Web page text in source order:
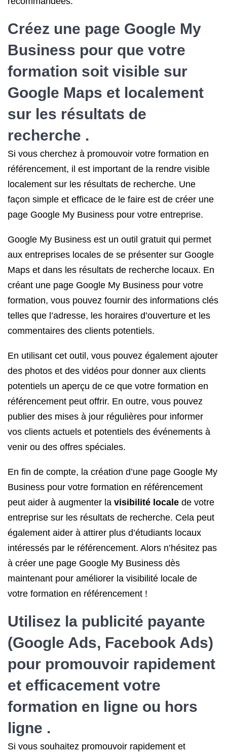
Créez une page Google My
Business pour que votre
formation soit visible sur
Google Maps et localement
sur les résultats de
recherche .
Si vous cherchez à promouvoir votre formation en
référencement, il est important de la rendre visible
localement sur les résultats de recherche. Une
façon simple et efficace de le faire est de créer une
page Google My Business pour votre entreprise.
Google My Business est un outil gratuit qui permet
aux entreprises locales de se présenter sur Google
Maps et dans les résultats de recherche locaux. En
créant une page Google My Business pour votre
formation, vous pouvez fournir des informations clés
telles que l’adresse, les horaires d’ouverture et les
commentaires des clients potentiels.
En utilisant cet outil, vous pouvez également ajouter
des photos et des vidéos pour donner aux clients
potentiels un aperçu de ce que votre formation en
référencement peut offrir. En outre, vous pouvez
publier des mises à jour régulières pour informer
vos clients actuels et potentiels des événements à
venir ou des offres spéciales.
En fin de compte, la création d’une page Google My
Business pour votre formation en référencement
peut aider à augmenter la visibilité locale de votre
entreprise sur les résultats de recherche. Cela peut
également aider à attirer plus d’étudiants locaux
intéressés par le référencement. Alors n’hésitez pas
à créer une page Google My Business dès
maintenant pour améliorer la visibilité locale de
votre formation en référencement !
Utilisez la publicité payante
(Google Ads, Facebook Ads)
pour promouvoir rapidement
et efficacement votre
formation en ligne ou hors
ligne .
Si vous souhaitez promouvoir rapidement et